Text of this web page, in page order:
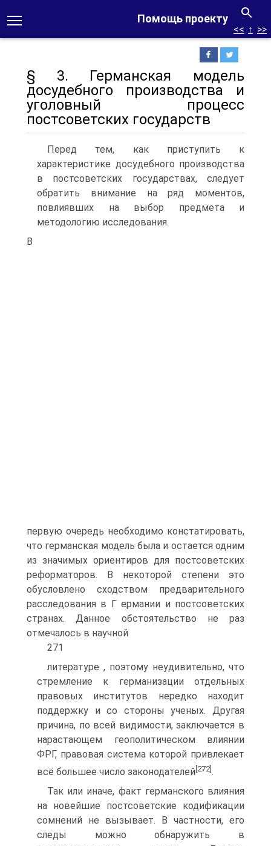
Помощь проекту
<< ↑ >>
§ 3. Германская модель
досудебного производства и
уголовный процесс
постсоветских государств
Перед тем, как приступить к
характеристике досудебного производства
в постсоветских государствах, следует
обратить внимание на ряд моментов,
повлиявших на выбор предмета и
методологию исследования.
В
первую очередь необходимо констатировать,
что германская модель была и остается одним
из значимых ориентиров для постсоветских
реформаторов. В некоторой степени это
обусловлено сходством предварительного
расследования в Г ермании и постсоветских
странах. Данное обстоятельство не раз
отмечалось в научной
271
литературе , поэтому неудивительно, что
стремление к германизации отдельных
правовых институтов нередко находит
поддержку и со стороны ученых. Другая
причина, по всей видимости, заключается в
нарастающем геополитическом влиянии
ФРГ, правовая система которой привлекает
всё большее число законодателей [272].
Так или иначе, факт германского влияния
на новейшие постсоветские кодификации
сомнений не вызывает. В частности, его
следы можно обнаружить в